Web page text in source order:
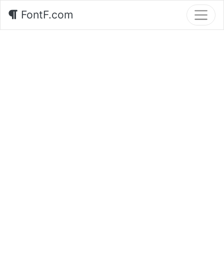
FontF.com